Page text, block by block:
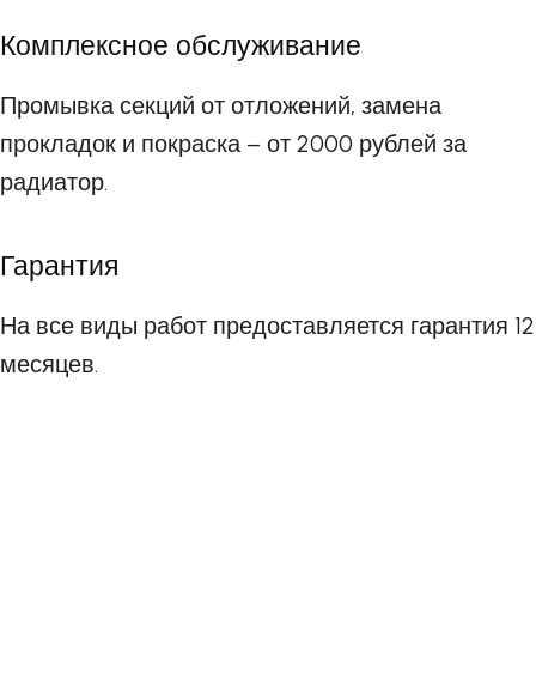
Комплексное обслуживание
Промывка секций от отложений, замена
прокладок и покраска – от 2000 рублей за
радиатор.
Гарантия
На все виды работ предоставляется гарантия 12
месяцев.